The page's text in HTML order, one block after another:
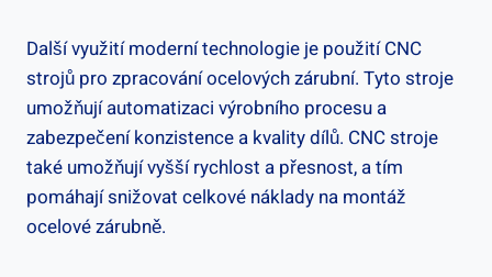
Další využití moderní technologie je použití CNC
strojů pro zpracování ocelových zárubní. Tyto stroje
umožňují automatizaci výrobního procesu a
zabezpečení konzistence a kvality dílů. CNC stroje
také umožňují vyšší rychlost a přesnost, a tím
pomáhají snižovat celkové náklady na montáž
ocelové zárubně.